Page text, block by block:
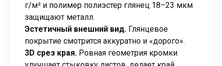
г/м² и полимер полиэстер глянец 18–23 мкм
защищают металл.
Эстетичный внешний вид. Глянцевое
покрытие смотрится аккуратно и «дорого».
3D срез края. Ровная геометрия кромки